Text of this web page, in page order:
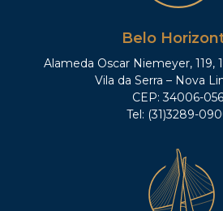
Belo
Alameda Oscar Niemeyer, 119,
Vila da Serra – Nova
CEP: 34006-056
Tel: (31)3289-